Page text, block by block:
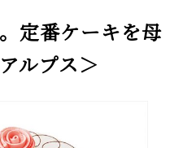
定番ケーキを母
ルプス＞